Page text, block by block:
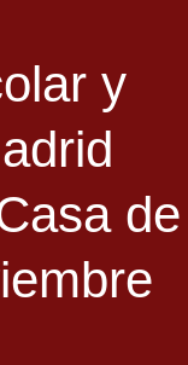
y
de